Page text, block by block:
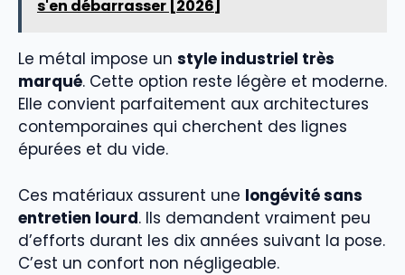
s'en débarrasser [2026]
Le métal impose un style industriel très
marqué. Cette option reste légère et moderne.
Elle convient parfaitement aux architectures
contemporaines qui cherchent des lignes
épurées et du vide.
Ces matériaux assurent une longévité sans
entretien lourd. Ils demandent vraiment peu
d’efforts durant les dix années suivant la pose.
C’est un confort non négligeable.